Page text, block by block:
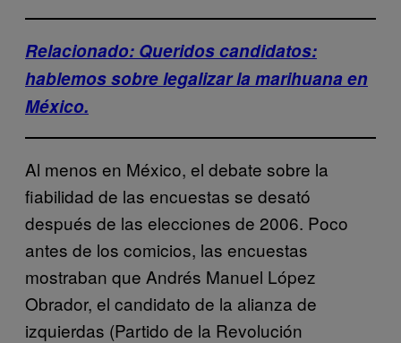
Relacionado: Queridos candidatos:
hablemos sobre legalizar la marihuana en
México.
Al menos en México, el debate sobre la
fiabilidad de las encuestas se desató
después de las elecciones de 2006. Poco
antes de los comicios, las encuestas
mostraban que Andrés Manuel López
Obrador, el candidato de la alianza de
izquierdas (Partido de la Revolución